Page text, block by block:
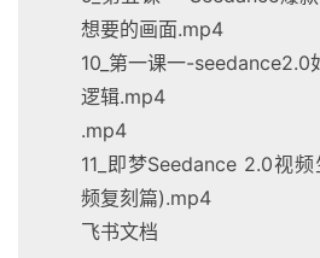
想要的画面.mp4
10_第一课一-seedance2.0
逻辑.mp4
.mp4
11_即梦Seedance 2.0视
频复刻篇).mp4
飞书文档